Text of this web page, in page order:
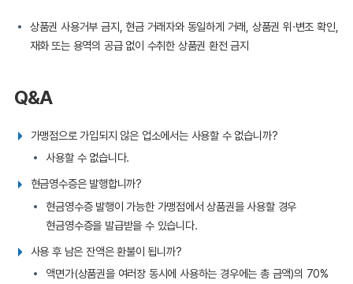
상품권 사용거부 금지, 현금 거래자와 동일하게 거래, 상품권 위·변조 확인,
재화 또는 용역의 공급 없이 수취한 상품권 환전 금지
Q&A
가맹점으로 가입되지 않은 업소에서는 사용할 수 없습니까?
사용할 수 없습니다.
현금영수증은 발행합니까?
현금영수증 발행이 가능한 가맹점에서 상품권을 사용할 경우
현금영수증을 발급받을 수 있습니다.
사용 후 남은 잔액은 환불이 됩니까?
액면가(상품권을 여러장 동시에 사용하는 경우에는 총 금액)의 70%